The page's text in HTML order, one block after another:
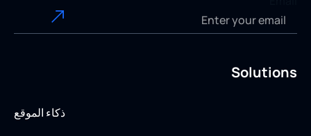
Solutions
ذكاء الموقع